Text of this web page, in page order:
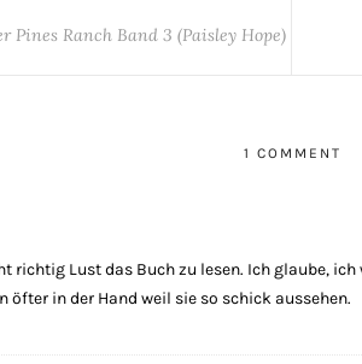
Pines Ranch Band 3 (Paisley Hope)
1 COMMENT
richtig Lust das Buch zu lesen. Ich glaube,
öfter in der Hand weil sie so schick aussehen.